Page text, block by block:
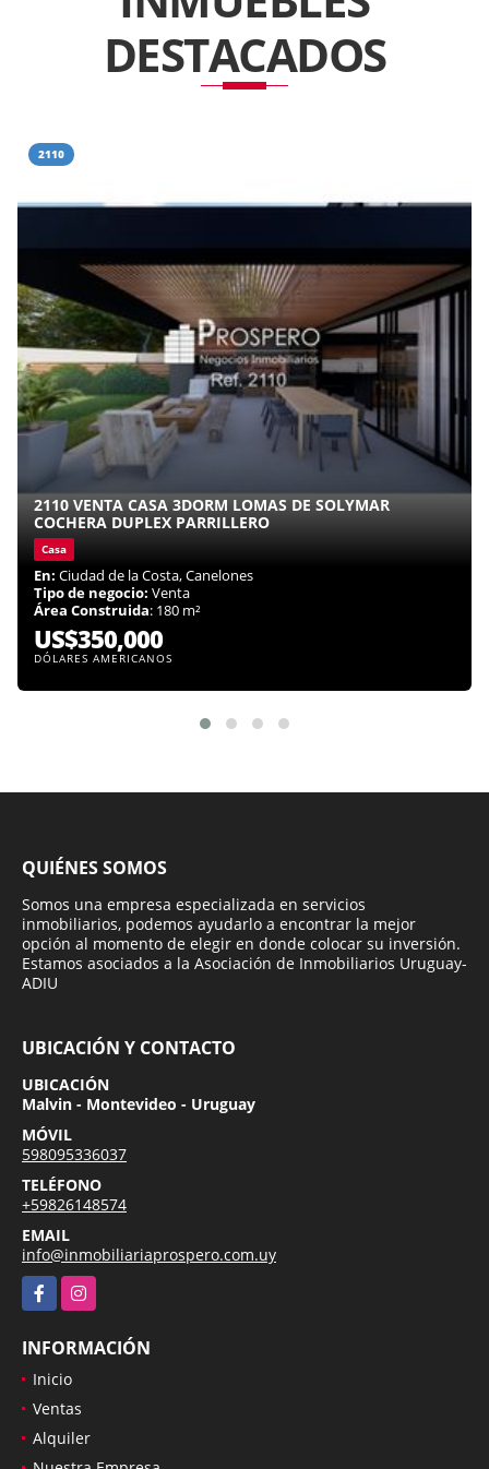
DESTACADOS
2110
2110 VENTA CASA 3DORM LOMAS DE SOLYMAR
COCHERA DUPLEX PARRILLERO
Casa
En: Ciudad de la Costa, Canelones
Tipo de negocio: Venta
Área Construida: 180 m²
US$350,000
DÓLARES AMERICANOS
QUIÉNES SOMOS
Somos una empresa especializada en servicios
inmobiliarios, podemos ayudarlo a encontrar la mejor
opción al momento de elegir en donde colocar su inversión.
Estamos asociados a la Asociación de Inmobiliarios Uruguay-
ADIU
UBICACIÓN Y CONTACTO
UBICACIÓN
Malvin - Montevideo - Uruguay
MÓVIL
598095336037
TELÉFONO
+59826148574
EMAIL
info@inmobiliariaprospero.com.uy
FacebookInstagram
INFORMACIÓN
Inicio
Ventas
Alquiler